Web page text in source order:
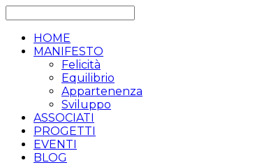
HOME
MANIFESTO
Felicità
Equilibrio
Appartenenza
Sviluppo
ASSOCIATI
PROGETTI
EVENTI
BLOG